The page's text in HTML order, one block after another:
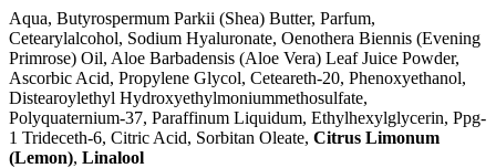
Aqua, Butyrospermum Parkii (Shea) Butter, Parfum,
Cetearylalcohol, Sodium Hyaluronate, Oenothera Biennis (Evening
Primrose) Oil, Aloe Barbadensis (Aloe Vera) Leaf Juice Powder,
Ascorbic Acid, Propylene Glycol, Ceteareth-20, Phenoxyethanol,
Distearoylethyl Hydroxyethylmoniummethosulfate,
Polyquaternium-37, Paraffinum Liquidum, Ethylhexylglycerin, Ppg-
1 Trideceth-6, Citric Acid, Sorbitan Oleate, Citrus Limonum
(Lemon), Linalool